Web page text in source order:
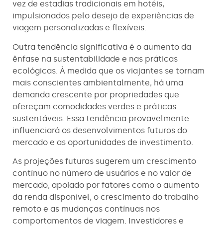
vez de estadias tradicionais em hotéis,
impulsionados pelo desejo de experiências de
viagem personalizadas e flexíveis.
Outra tendência significativa é o aumento da
ênfase na sustentabilidade e nas práticas
ecológicas. À medida que os viajantes se tornam
mais conscientes ambientalmente, há uma
demanda crescente por propriedades que
ofereçam comodidades verdes e práticas
sustentáveis. Essa tendência provavelmente
influenciará os desenvolvimentos futuros do
mercado e as oportunidades de investimento.
As projeções futuras sugerem um crescimento
contínuo no número de usuários e no valor de
mercado, apoiado por fatores como o aumento
da renda disponível, o crescimento do trabalho
remoto e as mudanças contínuas nos
comportamentos de viagem. Investidores e